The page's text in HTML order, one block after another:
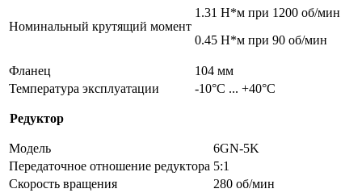
Номинальный крутящий момент
1.31 Н*м при 1200 об/мин
0.45 Н*м при 90 об/мин
Фланец
104 мм
Температура эксплуатации
-10°С ... +40°С
Редуктор
Модель
6GN-5K
Передаточное отношение редуктора 5:1
Скорость вращения
280 об/мин